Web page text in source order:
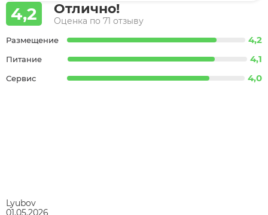
4,2 Отлично!
Оценка по 71 отзыву
Размещение 4,2
Питание 4,1
Сервис 4,0
Lyubov
01.05.2026